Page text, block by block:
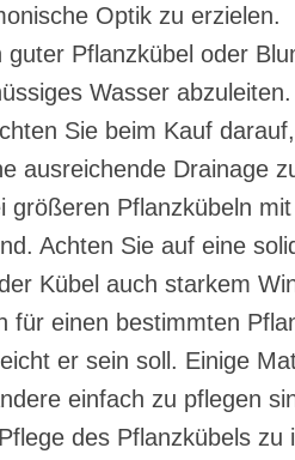
Optik zu erzielen.
guter Pflanzkübel oder
Wasser
Sie beim Kauf
ausreichende Drainage
größeren Pflanzkübeln
Achten Sie auf eine
Kübel auch starkem
für einen bestimmten
er sein soll. Einige
einfach zu pflegen
des Pflanzkübels zu